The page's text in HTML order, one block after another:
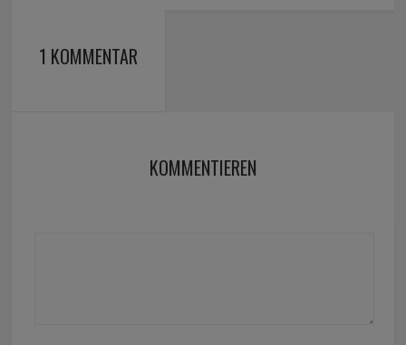
1 KOMMENTAR
KOMMENTIEREN